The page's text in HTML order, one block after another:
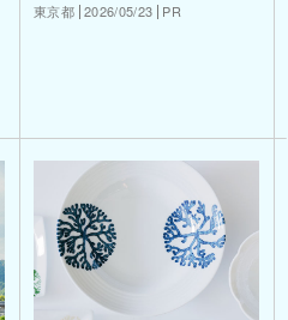
東京都 2026/05/23 PR